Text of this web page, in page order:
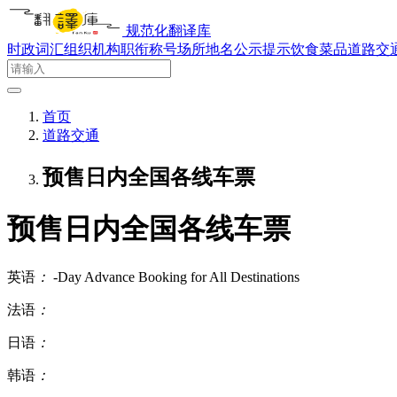
规范化翻译库
时政词汇组织机构职衔称号场所地名公示提示饮食菜品道路交
首页
道路交通
预售日内全国各线车票
预售日内全国各线车票
英语 ： -Day Advance Booking for All Destinations
法语 ：
日语 ：
韩语 ：